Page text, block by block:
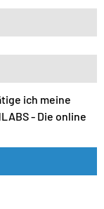
ich meine
- Die online